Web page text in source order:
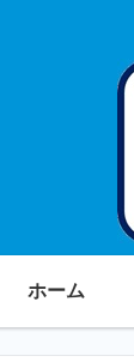
ホーム